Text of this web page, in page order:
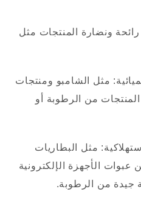
ونضارة المنتجات مثل
مثل الشامبو ومنتجات
المنتجات من الرطوبة أو
مثل البطاريات
الأجهزة الإلكترونية
جيدة من الرطوبة.